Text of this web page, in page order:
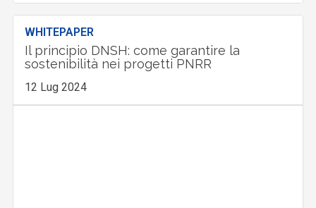
WHITEPAPER
Il principio DNSH: come garantire la
sostenibilità nei progetti PNRR
12 Lug 2024